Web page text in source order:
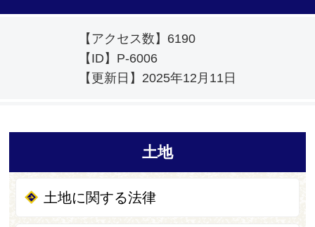
【アクセス数】 6190
【ID】 P-6006
【更新日】 2025年12月11日
土地
土地に関する法律